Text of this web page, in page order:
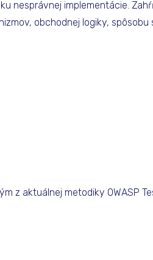
nesprávnej implementácie.
obchodnej logiky,
z aktuálnej metodiky OWASP